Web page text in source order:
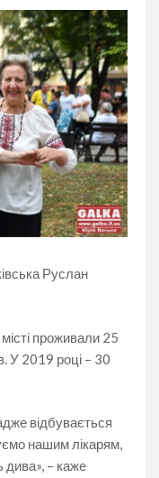
Руслан
проживали 25
У 2019 році – 30
відбувається
нашим лікарям,
– каже